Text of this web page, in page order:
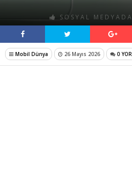
SOSYAL
Mobil Dünya 26 Mayıs 2026 0